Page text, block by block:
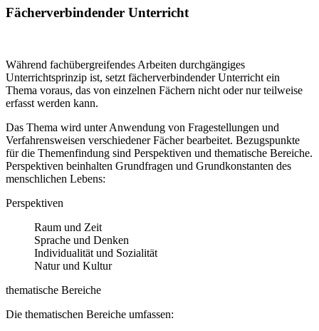
Fächerverbindender Unterricht
Während fachübergreifendes Arbeiten durchgängiges
Unterrichtsprinzip ist, setzt fächerverbindender Unterricht ein
Thema voraus, das von einzelnen Fächern nicht oder nur teilweise
erfasst werden kann.
Das Thema wird unter Anwendung von Fragestellungen und
Verfahrensweisen verschiedener Fächer bearbeitet. Bezugspunkte
für die Themenfindung sind Perspektiven und thematische Bereiche.
Perspektiven beinhalten Grundfragen und Grundkonstanten des
menschlichen Lebens:
Perspektiven
Raum und Zeit
Sprache und Denken
Individualität und Sozialität
Natur und Kultur
thematische Bereiche
Die thematischen Bereiche umfassen: